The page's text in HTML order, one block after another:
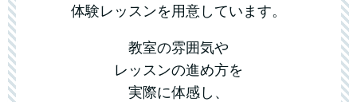
体験レッスンを用意しています。
教室の雰囲気や
レッスンの進め方を
実際に体感し、